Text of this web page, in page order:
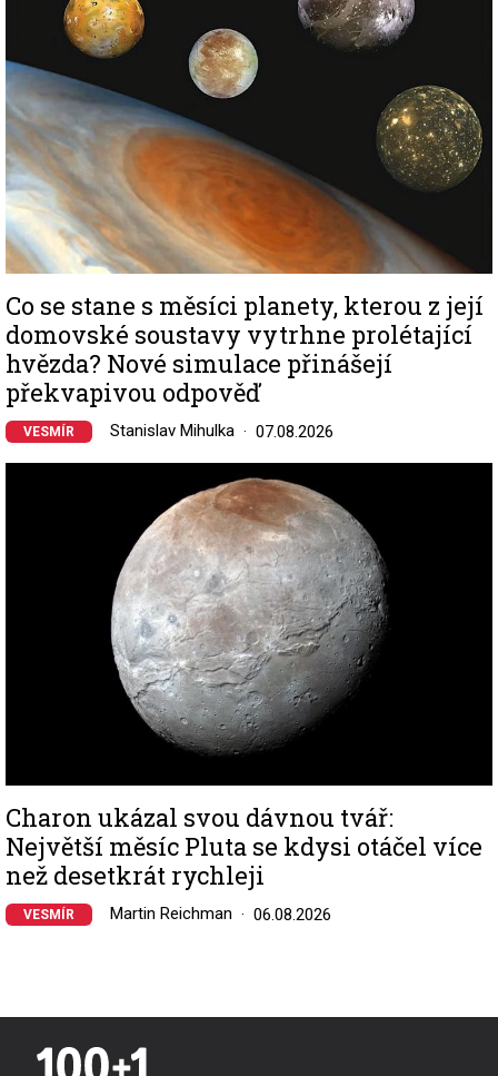
Co se stane s měsíci planety, kterou z její
domovské soustavy vytrhne prolétající
hvězda? Nové simulace přinášejí
překvapivou odpověď
VESMÍR Stanislav Mihulka 07.08.2026
Charon ukázal svou dávnou tvář:
Největší měsíc Pluta se kdysi otáčel více
než desetkrát rychleji
VESMÍR Martin Reichman 06.08.2026